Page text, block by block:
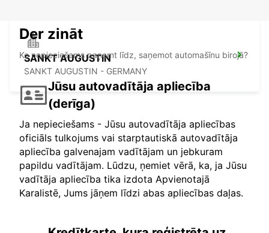
SANKT AUGUSTIN
SANKT AUGUSTIN - GERMANY
Der zināt
Ko nepieciešams paņemt līdz, saņemot automašīnu birojā?
Jūsu autovadītāja apliecība
(derīga)
Ja nepieciešams - Jūsu autovadītāja apliecības
oficiāls tulkojums vai starptautiskā autovadītāja
apliecība galvenajam vadītājam un jebkuram
papildu vadītājam. Lūdzu, ņemiet vērā, ka, ja Jūsu
vadītāja apliecība tika izdota Apvienotajā
Karalistē, Jums jāņem līdzi abas apliecības daļas.